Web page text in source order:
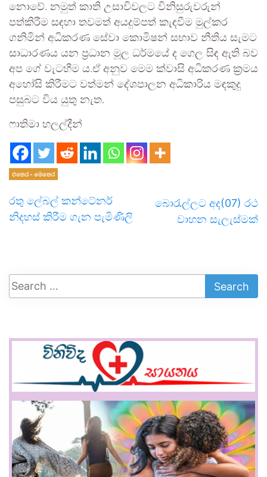
නොවේ. නමුත් කාති උසාවිවලට විනිසුරුවරුන්
පත්කිරීම සඳහා තවමත් අයදුම්පත් කැඳවීම මුල්කර
ගනිමින් අධිකරණ සේවා කොමිෂන් සභාව නීතිය සැමට
සාධාරණය යන ප්‍රධාන මූල ධර්මයේ ද ගෙල සිඳ ඇති බව
අප ගේ වැටහීම ය.ඒ අනුව මෙම ක්වාසි අධිකරණ ක්‍රමය
අහෝසි කිරීමට වත්මන් දේශපාලන අධිකාරිය මඳකුදු
පසුබට විය යුතු නැත.
ෆාතිමා හලල්දීන්
එතෙර - මෙතෙර
රතු ලේබල් කන්ටේනර්
නිදහස් කිරීම ගැන පැමිණිලි
බොරැල්ලට අද(07) රථ
වාහන සැලැස්මක්